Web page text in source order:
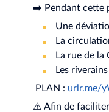
➡️ Pendant cette
Une
La
La rue de
Les
PLAN : urlr.me/
⚠️ Afin de